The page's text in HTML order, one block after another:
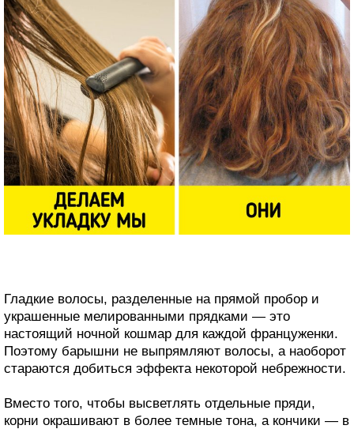
Гладкие волосы, разделенные на прямой пробор и
украшенные мелированными прядками — это
настоящий ночной кошмар для каждой француженки.
Поэтому барышни не выпрямляют волосы, а наоборот
стараются добиться эффекта некоторой небрежности.
Вместо того, чтобы высветлять отдельные пряди,
корни окрашивают в более темные тона, а кончики — в